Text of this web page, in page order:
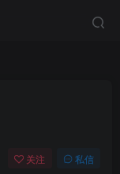
关注 私信